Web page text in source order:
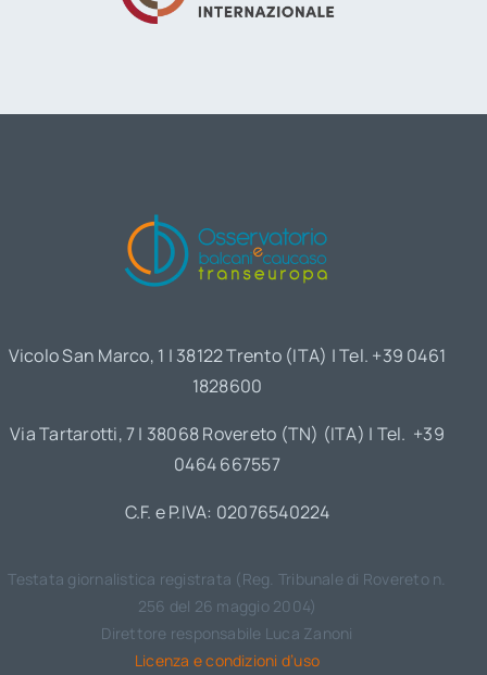
Vicolo San Marco, 1 | 38122 Trento (ITA) | Tel. +39 0461
1828600
Via Tartarotti, 7 | 38068 Rovereto (TN) (ITA) | Tel. +39
0464 667557
C.F. e P.IVA: 02076540224
Testata giornalistica registrata (Reg. Tribunale di Rovereto n.
256 del 26 maggio 2004)
Direttore responsabile Luca Zanoni
Licenza e condizioni d’uso